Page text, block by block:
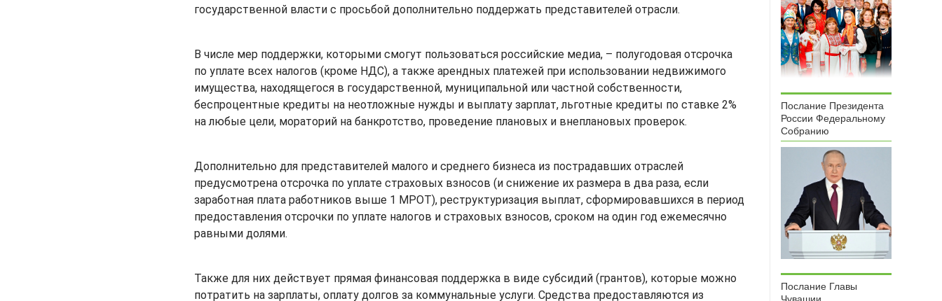
государственной власти с просьбой дополнительно поддержать представителей отрасли.
В числе мер поддержки, которыми смогут пользоваться российские медиа, – полугодовая отсрочка
по уплате всех налогов (кроме НДС), а также арендных платежей при использовании недвижимого
имущества, находящегося в государственной, муниципальной или частной собственности,
беспроцентные кредиты на неотложные нужды и выплату зарплат, льготные кредиты по ставке 2%
на любые цели, мораторий на банкротство, проведение плановых и внеплановых проверок.
Дополнительно для представителей малого и среднего бизнеса из пострадавших отраслей
предусмотрена отсрочка по уплате страховых взносов (и снижение их размера в два раза, если
заработная плата работников выше 1 МРОТ), реструктуризация выплат, сформировавшихся в период
предоставления отсрочки по уплате налогов и страховых взносов, сроком на один год ежемесячно
равными долями.
Также для них действует прямая финансовая поддержка в виде субсидий (грантов), которые можно
потратить на зарплаты, оплату долгов за коммунальные услуги. Средства предоставляются из
Послание Президента
России Федеральному
Собранию
Послание Главы